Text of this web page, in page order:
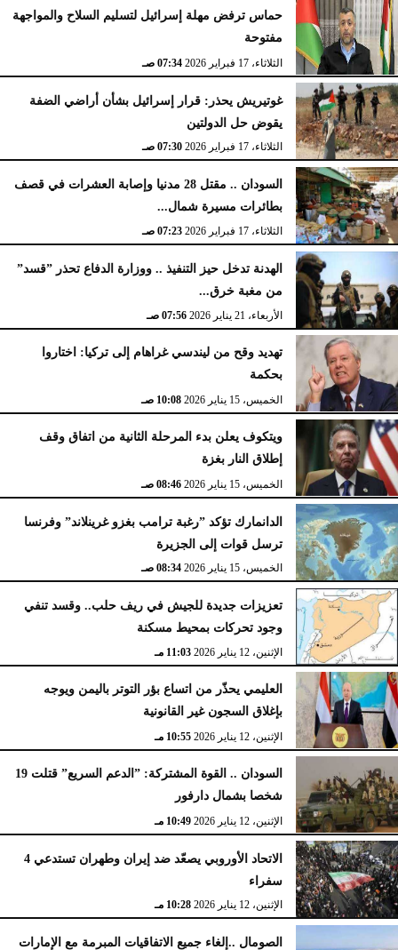
حماس ترفض مهلة إسرائيل لتسليم السلاح والمواجهة
مفتوحة
الثلاثاء، 17 فبراير 2026 07:34 صـ
غوتيريش يحذر: قرار إسرائيل بشأن أراضي الضفة
يقوض حل الدولتين
الثلاثاء، 17 فبراير 2026 07:30 صـ
السودان .. مقتل 28 مدنيا وإصابة العشرات في قصف
بطائرات مسيرة شمال...
الثلاثاء، 17 فبراير 2026 07:23 صـ
الهدنة تدخل حيز التنفيذ .. ووزارة الدفاع تحذر ”قسد”
من مغبة خرق...
الأربعاء، 21 يناير 2026 07:56 صـ
تهديد وقح من ليندسي غراهام إلى تركيا: اختاروا
بحكمة
الخميس، 15 يناير 2026 10:08 صـ
ويتكوف يعلن بدء المرحلة الثانية من اتفاق وقف
إطلاق النار بغزة
الخميس، 15 يناير 2026 08:46 صـ
الدانمارك تؤكد ”رغبة ترامب بغزو غرينلاند” وفرنسا
ترسل قوات إلى الجزيرة
الخميس، 15 يناير 2026 08:34 صـ
تعزيزات جديدة للجيش في ريف حلب.. وقسد تنفي
وجود تحركات بمحيط مسكنة
الإثنين، 12 يناير 2026 11:03 مـ
العليمي يحذّر من اتساع بؤر التوتر باليمن ويوجه
بإغلاق السجون غير القانونية
الإثنين، 12 يناير 2026 10:55 مـ
السودان .. القوة المشتركة: ”الدعم السريع” قتلت 19
شخصا بشمال دارفور
الإثنين، 12 يناير 2026 10:49 مـ
الاتحاد الأوروبي يصعّد ضد إيران وطهران تستدعي 4
سفراء
الإثنين، 12 يناير 2026 10:28 مـ
الصومال ..إلغاء جميع الاتفاقيات المبرمة مع الإمارات